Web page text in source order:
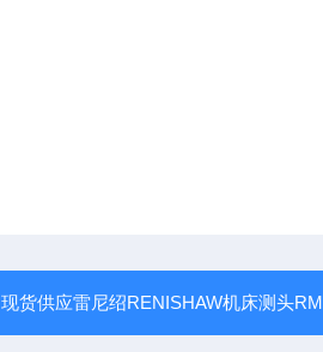
现货供应雷尼绍RENISHAW机床测头RMP60